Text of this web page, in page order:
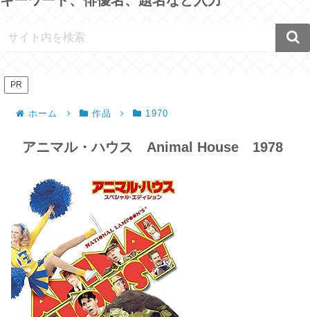
PR
ホーム 作品 1970
アニマル・ハウス Animal House 1978